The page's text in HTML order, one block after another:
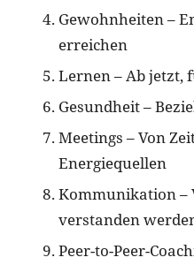
Gewohnheiten –
erreichen
Lernen – Ab jetzt,
Gesundheit –
Meetings – Von
Energiequellen
Kommunikation –
verstanden
Peer-to-Peer-